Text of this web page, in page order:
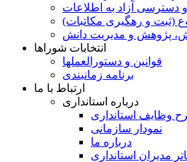
و دسترسی آزاد به اطلاعات
(ثبت و رهگیری مکاتبات)
پژوهش و مدیریت دانش
انتخابات شوراها
قوانین و دستورالعملها
برنامه زمانبندی
ارتباط با ما
درباره استانداری
وظایف استانداری
نمودار سازمانی
درباره ما
مدیران استانداری